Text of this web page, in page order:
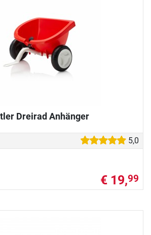
Dreirad Anhänger
5,0
€ 19,99